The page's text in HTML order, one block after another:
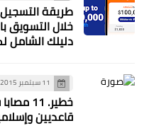
دليلك الشامل
11 سبتمبر 2015
خطير.
قاعديين